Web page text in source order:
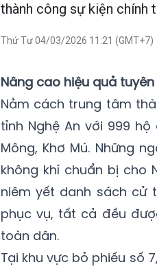
thành công sự kiện chính
Thứ Tư 04/03/2026 11:21 (GMT+7)
Nâng cao hiệu quả
Nằm cách trung tâm
tỉnh Nghệ An với 999
Mông, Khơ Mú. Những
không khí chuẩn bị cho
niêm yết danh sách cử
phục vụ, tất cả đều
toàn dân.
Tại khu vực bỏ phiếu số